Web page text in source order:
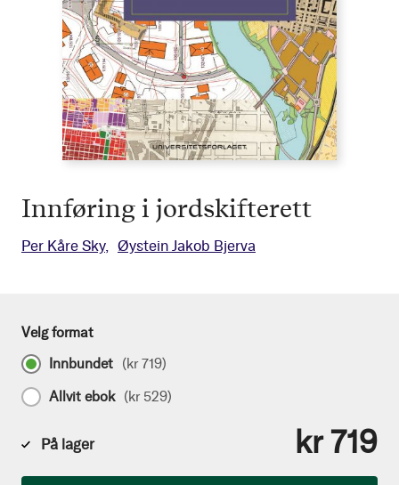
Innføring i jordskifterett
Per Kåre Sky Øystein Jakob Bjerva
Velg format
Innbundet (kr 719)
Allvit ebok (kr 529)
På lager kr 719